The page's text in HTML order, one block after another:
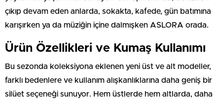
çıkıp devam eden anlarda, sokakta, kafede, gün batımına
karışırken ya da müziğin içine dalmışken ASLORA orada.
Ürün Özellikleri ve Kumaş Kullanımı
Bu sezonda koleksiyona eklenen yeni üst ve alt modeller,
farklı bedenlere ve kullanım alışkanlıklarına daha geniş bir
silüet seçeneği sunuyor. Hem üstlerde hem altlarda, daha